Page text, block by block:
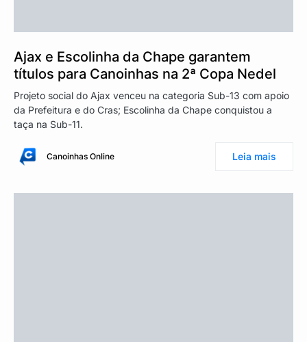
Ajax e Escolinha da Chape garantem
títulos para Canoinhas na 2ª Copa Nedel
Projeto social do Ajax venceu na categoria Sub-13 com apoio
da Prefeitura e do Cras; Escolinha da Chape conquistou a
taça na Sub-11.
Canoinhas Online Leia mais